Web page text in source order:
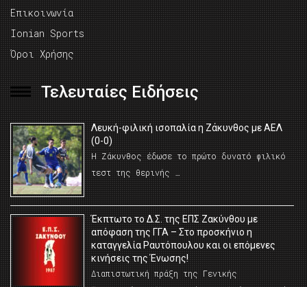
Επικοινωνία
Ionian Sports
Όροι Χρήσης
Τελευταίες Ειδήσεις
Λευκή-φιλική ισοπαλία η Ζάκυνθος με ΑΕΛ
(0-0)
Η Ζάκυνθος έδωσε το πρώτο δυνατό φιλικό
τεστ της θερινής …
Έκπτωτο το Δ.Σ. της ΕΠΣ Ζακύνθου με
απόφαση της ΓΓΑ – Στο προσκήνιο η
καταγγελία Ραυτόπουλου και οι επόμενες
κινήσεις της Ένωσης!
Διαπιστωτική πράξη της Γενικής